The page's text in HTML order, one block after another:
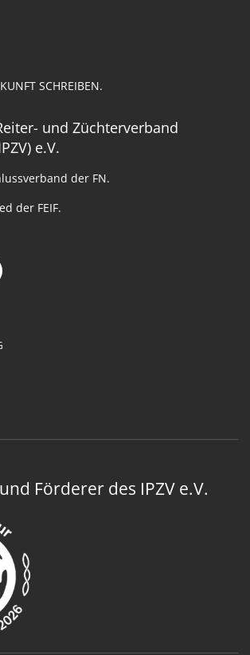
SCHREIBEN.
und Züchterverband
e.V.
der FN.
der FEIF.
Förderer des IPZV e.V.